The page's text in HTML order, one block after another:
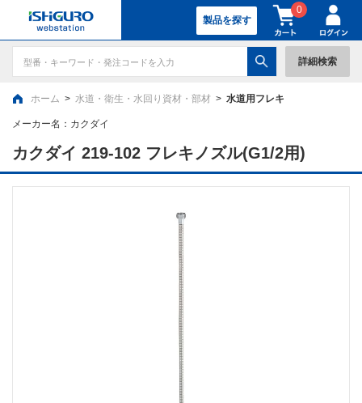
製品を探す
0
詳細検索
ホーム > 水道・衛生・水回り資材・部材 > 水道用フレキ
メーカー名： カクダイ
カクダイ 219-102 フレキノズル(G1/2用)